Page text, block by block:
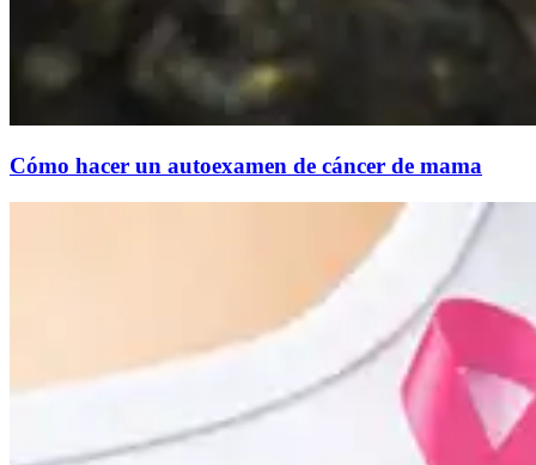
Cómo hacer un autoexamen de cáncer de mama